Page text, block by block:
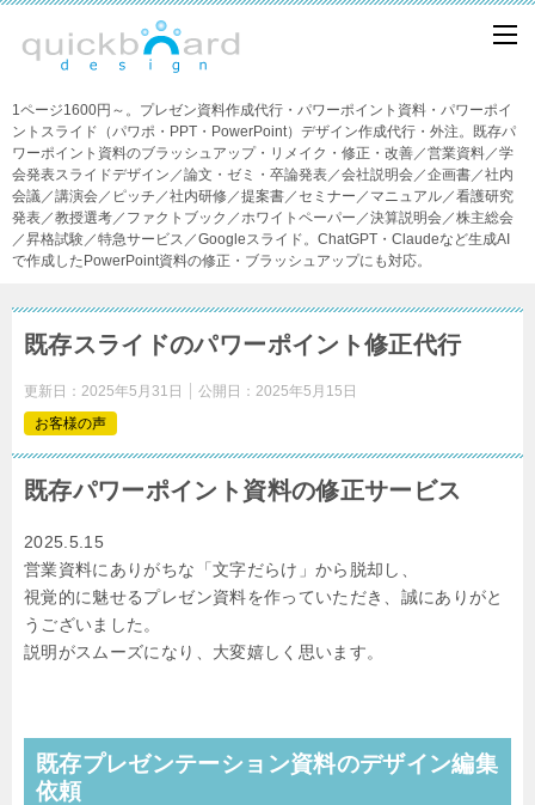
1ページ1600円～。プレゼン資料作成代行・パワーポイント資料・パワーポイ
ントスライド（パワポ・PPT・PowerPoint）デザイン作成代行・外注。既存パ
ワーポイント資料のブラッシュアップ・リメイク・修正・改善／営業資料／学
会発表スライドデザイン／論文・ゼミ・卒論発表／会社説明会／企画書／社内
会議／講演会／ピッチ／社内研修／提案書／セミナー／マニュアル／看護研究
発表／教授選考／ファクトブック／ホワイトペーパー／決算説明会／株主総会
／昇格試験／特急サービス／Googleスライド。ChatGPT・Claudeなど生成AI
で作成したPowerPoint資料の修正・ブラッシュアップにも対応。
既存スライドのパワーポイント修正代行
更新日： 2025年5月31日 公開日： 2025年5月15日
お客様の声
既存パワーポイント資料の修正サービス
2025.5.15
営業資料にありがちな「文字だらけ」から脱却し、
視覚的に魅せるプレゼン資料を作っていただき、誠にありがと
うございました。
説明がスムーズになり、大変嬉しく思います。
既存プレゼンテーション資料のデザイン編集
依頼